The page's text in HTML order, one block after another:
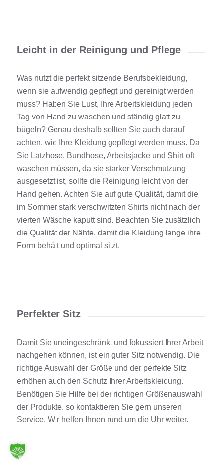
Leicht in der Reinigung und Pflege
Was nutzt die perfekt sitzende Berufsbekleidung,
wenn sie aufwendig gepflegt und gereinigt werden
muss? Haben Sie Lust, Ihre Arbeitskleidung jeden
Tag von Hand zu waschen und ständig glatt zu
bügeln? Genau deshalb sollten Sie auch darauf
achten, wie Ihre Kleidung gepflegt werden muss. Da
Sie Latzhose, Bundhose, Arbeitsjacke und Shirt oft
waschen müssen, da sie starker Verschmutzung
ausgesetzt ist, sollte die Reinigung leicht von der
Hand gehen. Achten Sie auf gute Qualität, damit die
im Sommer stark verschwitzten Shirts nicht nach der
vierten Wäsche kaputt sind. Beachten Sie zusätzlich
die Qualität der Nähte, damit die Kleidung lange ihre
Form behält und optimal sitzt.
Perfekter Sitz
Damit Sie uneingeschränkt und fokussiert Ihrer Arbeit
nachgehen können, ist ein guter Sitz notwendig. Die
richtige Auswahl der Größe und der perfekte Sitz
erhöhen auch den Schutz Ihrer Arbeitskleidung.
Benötigen Sie Hilfe bei der richtigen Größenauswahl
der Produkte, so kontaktieren Sie gern unseren
Service. Wir helfen Ihnen rund um die Uhr weiter.